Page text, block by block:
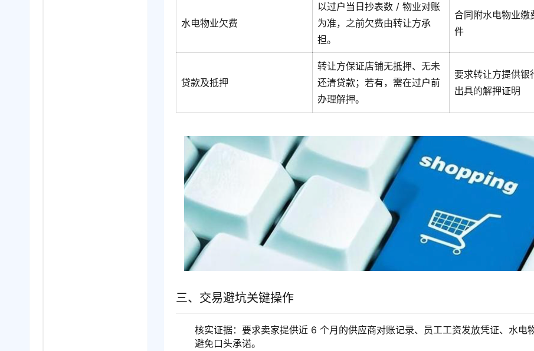
水电物业欠费
以过户当日抄表数 / 物业对账
为准，之前欠费由转让方承
担。
合同附水电物业缴
件
贷款及抵押
转让方保证店铺无抵押、无未
还清贷款；若有，需在过户前
办理解押。
要求转让方提供银
出具的解押证明
三、交易避坑关键操作
核实证据：要求卖家提供近 6 个月的供应商对账记录、员工工资发放凭证、水电
避免口头承诺。